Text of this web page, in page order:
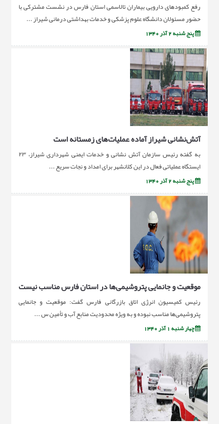
رفع کمبودهای دارویی بیماران تالاسمی استان فارس در نشست مشترکی با
حضور مسئولان دانشگاه علوم پزشکی و خدمات بهداشتی درمانی شیراز ...
پنج شنبه 2 آذر 1340
آتش‌نشانی شیراز آماده عملیات‌های زمستانه است
به گفته رئیس سازمان آتش نشانی و خدمات ایمنی شهرداری شیراز، ۲۳
ایستگاه عملیاتی فعال در این کلانشهر برای امداد و نجات سریع ...
پنج شنبه 2 آذر 1340
موقعیت و جانمایی پتروشیمی‌ها در استان فارس مناسب نیست
رئیس کمیسیون انرژی اتاق بازرگانی فارس گفت: موقعیت و جانمایی
پتروشیمی‌ها مناسب نبوده و به ویژه محدودیت منابع آب و تأمین س ...
چهار شنبه 1 آذر 1340